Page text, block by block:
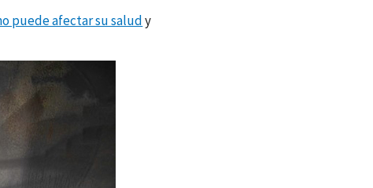
puede afectar su saludy